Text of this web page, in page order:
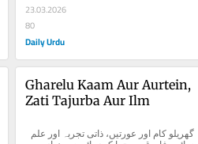
23.03.2026
80
Daily Urdu
Gharelu Kaam Aur Aurtein,
Zati Tajurba Aur Ilm
گھریلو کام اور عورتیں، ذاتی تجربہ اور علم